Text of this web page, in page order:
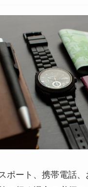
ポート、携帯電話